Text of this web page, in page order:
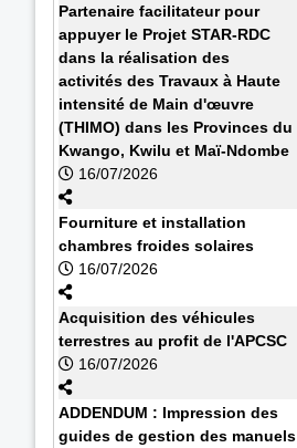
Partenaire facilitateur pour
appuyer le Projet STAR-RDC
dans la réalisation des
activités des Travaux à Haute
intensité de Main d'œuvre
(THIMO) dans les Provinces du
Kwango, Kwilu et Maï-Ndombe
16/07/2026
Fourniture et installation
chambres froides solaires
16/07/2026
Acquisition des véhicules
terrestres au profit de l'APCSC
16/07/2026
ADDENDUM : Impression des
guides de gestion des manuels